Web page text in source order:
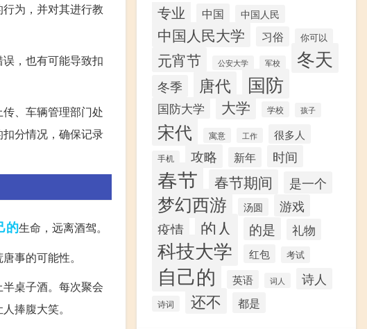
为，并对其进行教
，也有可能导致扣
、车辆管理部门处
分情况，确保记录
的生命，远离酒驾。
事的可能性。
桌子酒。每次聚会
捧腹大笑。
专业 中国 中国人民
中国人民大学 习俗 你可以
元宵节 公安大学 军校 冬天
冬季 唐代 国防
国防大学 大学 学校 孩子
宋代 寓意 工作 很多人
手机 攻略 新年 时间
春节 春节期间 是一个
梦幻西游 汤圆 游戏
疫情 的人 的是 礼物
科技大学 红包 考试
自己的 英语 词人 诗人
诗词 还不 都是